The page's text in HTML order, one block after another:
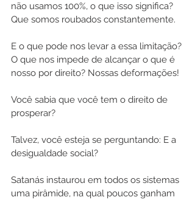
não usamos 100%, o que isso significa?
Que somos roubados constantemente.
E o que pode nos levar a essa limitação?
O que nos impede de alcançar o que é
nosso por direito? Nossas deformações!
Você sabia que você tem o direito de
prosperar?
Talvez, você esteja se perguntando: E a
desigualdade social?
Satanás instaurou em todos os sistemas
uma pirâmide, na qual poucos ganham